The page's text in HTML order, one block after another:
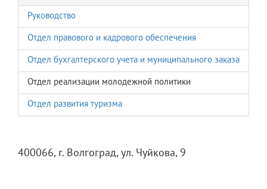
Руководство
Отдел правового и кадрового обеспечения
Отдел бухгалтерского учета и муниципального заказа
Отдел реализации молодежной политики
Отдел развития туризма
400066, г. Волгоград, ул. Чуйкова, 9